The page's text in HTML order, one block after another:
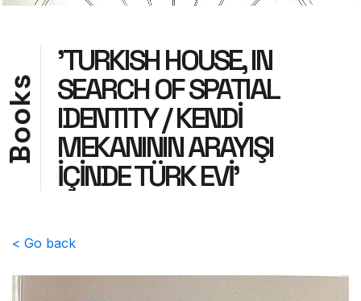
B
o
o
k
s
'TURKISH HOUSE, IN
SEARCH OF SPATIAL
IDENTITY / KENDİ
MEKANININ ARAYIŞI
İÇİNDE TÜRK EVİ'
< Go back